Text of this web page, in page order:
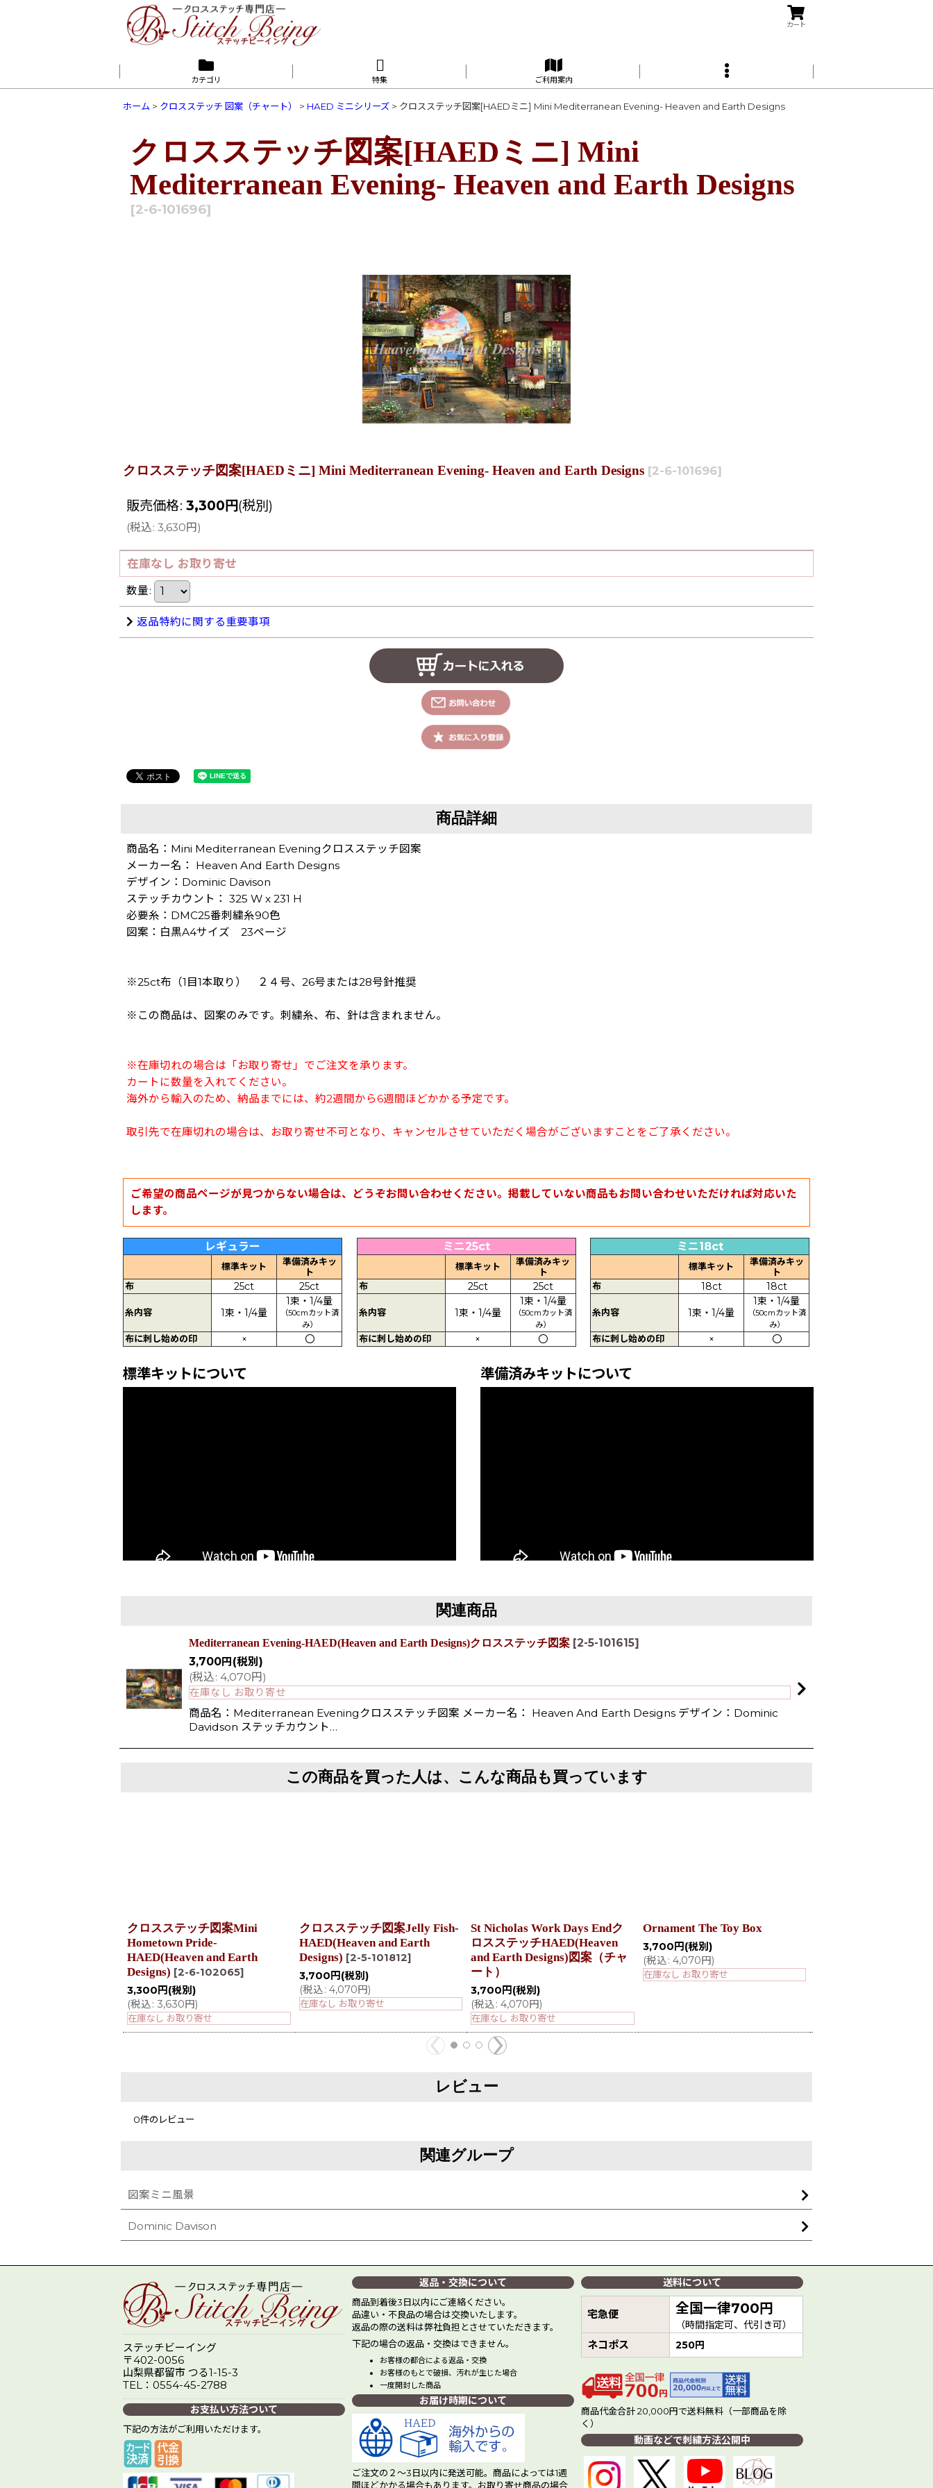
カート
カテゴリ 特集 ご利用案内
ホーム > クロスステッチ 図案（チャート） > HAED ミニシリーズ > クロスステッチ図案[HAEDミニ] Mini Mediterranean Evening- Heaven and Earth Designs
クロスステッチ図案[HAEDミニ] Mini
Mediterranean Evening- Heaven and Earth Designs
[2-6-101696]
クロスステッチ図案[HAEDミニ] Mini Mediterranean Evening- Heaven and Earth Designs [2-6-101696]
販売価格: 3,300円(税別)
(税込: 3,630円)
在庫なし お取り寄せ
数量:
返品特約に関する重要事項
商品詳細
商品名：Mini Mediterranean Eveningクロスステッチ図案
メーカー名： Heaven And Earth Designs
デザイン：Dominic Davison
ステッチカウント： 325 W x 231 H
必要糸：DMC25番刺繍糸90色
図案：白黒A4サイズ 23ページ
※25ct布（1目1本取り） ２４号、26号または28号針推奨
※この商品は、図案のみです。刺繍糸、布、針は含まれません。
※在庫切れの場合は「お取り寄せ」でご注文を承ります。
カートに数量を入れてください。
海外から輸入のため、納品までには、約2週間から6週間ほどかかる予定です。
取引先で在庫切れの場合は、お取り寄せ不可となり、キャンセルさせていただく場合がございますことをご了承ください。
ご希望の商品ページが見つからない場合は、どうぞお問い合わせください。掲載していない商品もお問い合わせいただければ対応いた
します。
レギュラー
標準キット
準備済みキッ
ト
布
25ct 25ct
糸内容 1束・1/4量
1束・1/4量
（50cmカット済
み）
布に刺し始めの印 × 〇
ミニ25ct
標準キット
準備済みキッ
ト
布
25ct 25ct
糸内容 1束・1/4量
1束・1/4量
（50cmカット済
み）
布に刺し始めの印 × 〇
ミニ18ct
標準キット
準備済みキッ
ト
布
18ct 18ct
糸内容 1束・1/4量
1束・1/4量
（50cmカット済
み）
布に刺し始めの印 × 〇
標準キットについて 準備済みキットについて
関連商品
Mediterranean Evening-HAED(Heaven and Earth Designs)クロスステッチ図案 [2-5-101615]
3,700円 (税別)
(税込: 4,070円 )
在庫なし お取り寄せ
商品名：Mediterranean Eveningクロスステッチ図案 メーカー名： Heaven And Earth Designs デザイン：Dominic
Davidson ステッチカウント…
この商品を買った人は、こんな商品も買っています
クロスステッチ図案Mini
Hometown Pride-
HAED(Heaven and Earth
Designs) [2-6-102065]
3,300 円 (税別)
(税込: 3,630円)
在庫なし お取り寄せ
クロスステッチ図案Jelly Fish-
HAED(Heaven and Earth
Designs) [2-5-101812]
3,700 円 (税別)
(税込: 4,070円)
在庫なし お取り寄せ
St Nicholas Work Days Endク
ロスステッチHAED(Heaven
and Earth Designs)図案（チャ
ート）
3,700 円 (税別)
(税込: 4,070円)
在庫なし お取り寄せ
Ornament The Toy Box
3,700 円 (税別)
(税込: 4,070円)
在庫なし お取り寄せ
レビュー
0件のレビュー
関連グループ
図案ミニ風景
Dominic Davison
ステッチビーイング
〒402-0056
山梨県都留市 つる1-15-3
TEL：0554-45-2788
お支払い方法ついて
下記の方法がご利用いただけます。
返品・交換について
商品到着後3日以内にご連絡ください。
品違い・不良品の場合は交換いたします。
返品の際の送料は弊社負担とさせていただきます。
下記の場合の返品・交換はできません。
お客様の都合による返品・交換
お客様のもとで破損、汚れが生じた場合
一度開封した商品
お届け時期について
ご注文の２～3日以内に発送可能。商品によっては1週
間ほどかかる場合もあります。お取り寄せ商品の場合
送料について
宅急便 全国一律700円
（時間指定可、代引き可）
ネコポス 250円
商品代金合計 20,000円で送料無料（一部商品を除
く）
動画などで刺繍方法公開中